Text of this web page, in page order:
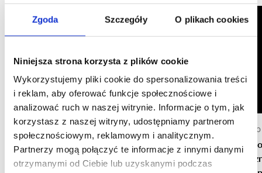
Zgoda Szczegóły O plikach cookies
Niniejsza strona korzysta z plików cookie
Wykorzystujemy pliki cookie do spersonalizowania treści
i reklam, aby oferować funkcje społecznościowe i
analizować ruch w naszej witrynie. Informacje o tym, jak
korzystasz z naszej witryny, udostępniamy partnerom
społecznościowym, reklamowym i analitycznym.
Partnerzy mogą połączyć te informacje z innymi danymi
otrzymanymi od Ciebie lub uzyskanymi podczas
Mayflower
Mayflower Create Amber
- Wymienne okrągłe
Mayflower
Mayflower Create Black
& White- Wymienne
Mayflower Create, Etui ELISA
Mayflower| SKU: 6690533
167,71 zł
Mayflower Create, Etui ELLIE
Mayflower| SKU: 6690528
167,71 zł
Mayflower Create B&W - Amber żyłka
360
17,95 zł
Mayflower Create Amber - Zestaw
wymiennych drutów okrągłych
Mayflower| SKU: 6692071
294,46 zł
Create Black & White - Zestaw
wymiennych drutów okrągłych
Mayflower| SKU: 6692070
294,46 zł
Mayflower Create, znazczniki oczek,
metal 45 szt. 2,15 cm
16,27 zł
ANYDAY Cotton 8/4 Colorbag 10-sztuk/op.
Mayflower | SKU: 478003
45,60 zł
Cena za sztukę
91,20 zł/kg